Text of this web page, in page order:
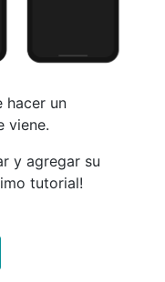
hacer un
viene.
y agregar su
tutorial!